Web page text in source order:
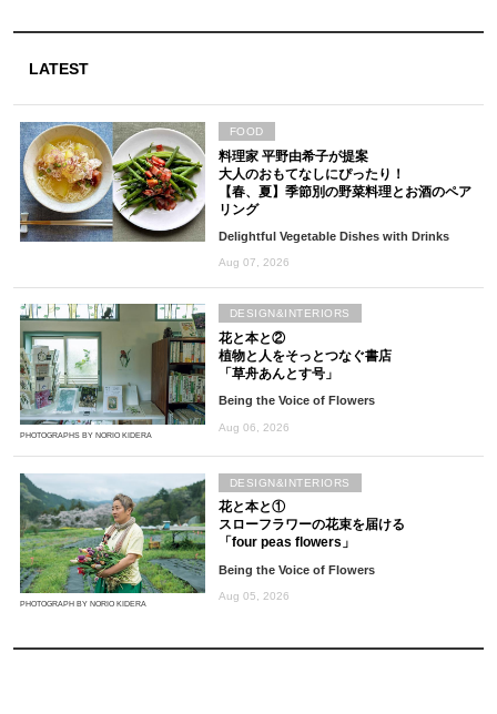
LATEST
料理家 平野由希子が提案
大人のおもてなしにぴったり！
【春、夏】季節別の野菜料理とお酒のペア
リング
Delightful Vegetable Dishes with Drinks
Aug 07, 2026
FOOD
PHOTOGRAPHS BY NORIO KIDERA
花と本と②
植物と人をそっとつなぐ書店
「草舟あんとす号」
Being the Voice of Flowers
Aug 06, 2026
DESIGN&INTERIORS
PHOTOGRAPH BY NORIO KIDERA
花と本と①
スローフラワーの花束を届ける
「four peas flowers」
Being the Voice of Flowers
Aug 05, 2026
DESIGN&INTERIORS